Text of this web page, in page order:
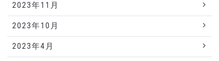
2023年11月
2023年10月
2023年4月